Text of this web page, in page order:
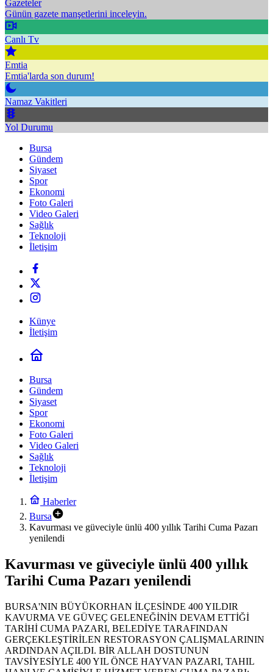
Gazeteler
Günün gazete manşetlerini inceleyin.
Canlı Tv
Emtia
Emtia'larda son durum!
Namaz Vakitleri
Yol Durumu
Bursa
Gündem
Siyaset
Spor
Ekonomi
Foto Galeri
Video Galeri
Sağlık
Teknoloji
İletişim
Künye
İletişim
Bursa
Gündem
Siyaset
Spor
Ekonomi
Foto Galeri
Video Galeri
Sağlık
Teknoloji
İletişim
Haberler
Bursa
Kavurması ve güveciyle ünlü 400 yıllık Tarihi Cuma Pazarı
yenilendi
Kavurması ve güveciyle ünlü 400 yıllık
Tarihi Cuma Pazarı yenilendi
BURSA'NIN BÜYÜKORHAN İLÇESİNDE 400 YILDIR
KAVURMA VE GÜVEÇ GELENEĞİNİN DEVAM ETTİĞİ
TARİHİ CUMA PAZARI, BELEDİYE TARAFINDAN
GERÇEKLEŞTİRİLEN RESTORASYON ÇALIŞMALARININ
ARDINDAN AÇILDI. BİR ALLAH DOSTUNUN
TAVSİYESİYLE 400 YIL ÖNCE HAYVAN PAZARI, TAHIL